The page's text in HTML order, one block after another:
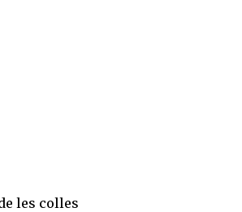
les colles